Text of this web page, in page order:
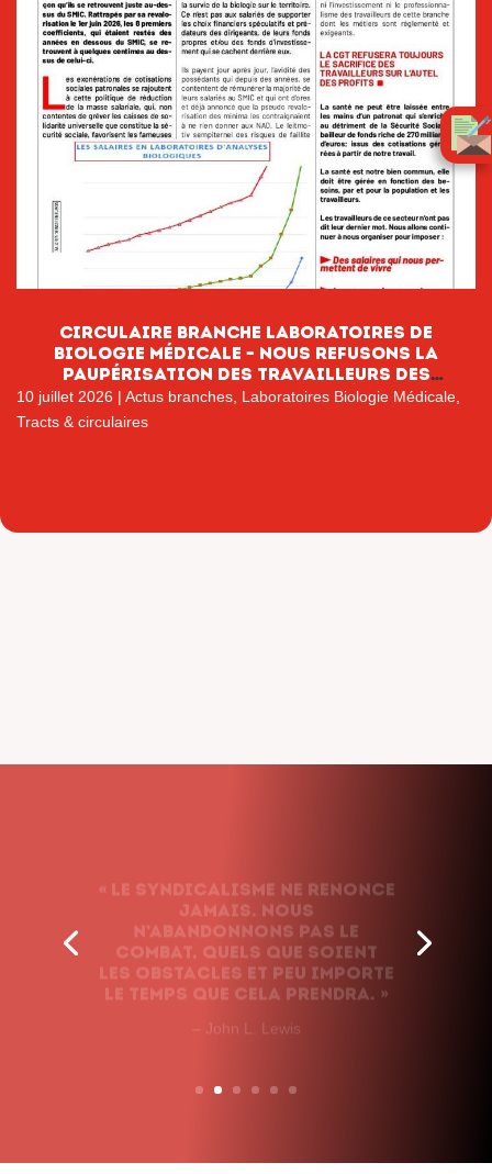
CIRCULAIRE BRANCHE LABORATOIRES DE
BIOLOGIE MÉDICALE – NOUS REFUSONS LA
PAUPÉRISATION DES TRAVAILLEURS DES
LABORATOIRES DE BIOLOGIE MÉDICALE
10 juillet 2026 | Actus branches Laboratoires Biologie Médicale
Tracts & circulaires
jamais. Nous
n’abandonnons pas le
combat, quels que soient
les obstacles et peu importe
le temps que cela prendra. »